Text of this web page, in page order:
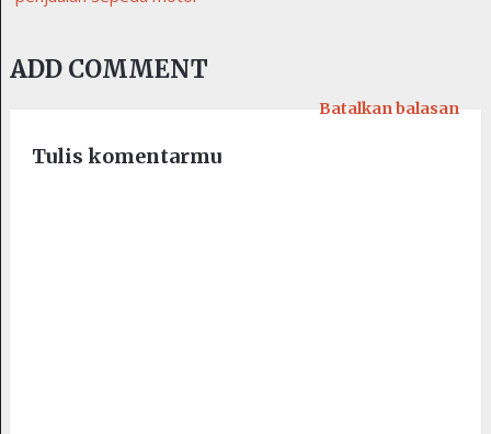
ADD COMMENT
Tulis komentarmu
Batalkan balasan